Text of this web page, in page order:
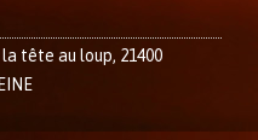
tête au loup, 21400